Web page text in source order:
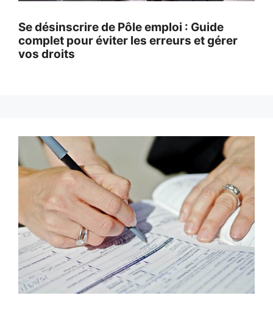
Se désinscrire de Pôle emploi : Guide
complet pour éviter les erreurs et gérer
vos droits